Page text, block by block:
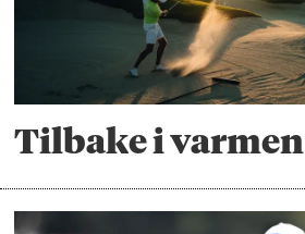
Tilbake i varmen